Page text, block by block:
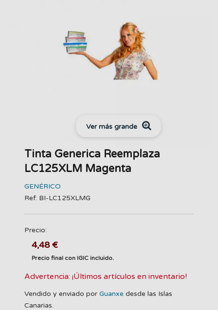
Ver más grande
Tinta Generica Reemplaza
LC125XLM Magenta
GENÉRICO
Ref: BI-LC125XLMG
Precio:
4,48 €
Precio final con IGIC incluido.
Advertencia: ¡Últimos artículos en inventario!
Vendido y enviado por Guanxe desde las Islas
Canarias.